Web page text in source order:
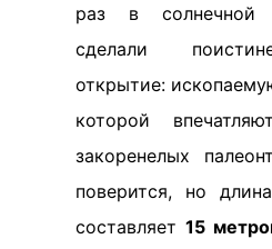
раз в солнечной
сделали
открытие:
которой
закоренелых
поверится, но
составляет 15